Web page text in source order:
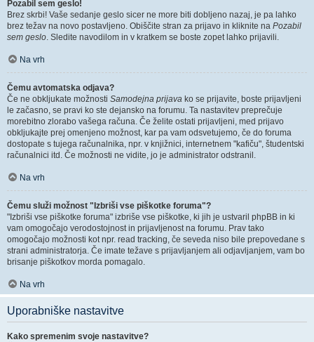
Pozabil sem geslo!
Brez skrbi! Vaše sedanje geslo sicer ne more biti dobljeno nazaj, je pa lahko
brez težav na novo postavljeno. Obiščite stran za prijavo in kliknite na Pozabil
sem geslo. Sledite navodilom in v kratkem se boste zopet lahko prijavili.
Na vrh
Čemu avtomatska odjava?
Če ne obkljukate možnosti Samodejna prijava ko se prijavite, boste prijavljeni
le začasno, se pravi ko ste dejansko na forumu. Ta nastavitev preprečuje
morebitno zlorabo vašega računa. Če želite ostati prijavljeni, med prijavo
obkljukajte prej omenjeno možnost, kar pa vam odsvetujemo, če do foruma
dostopate s tujega računalnika, npr. v knjižnici, internetnem "kafiču", študentski
računalnici itd. Če možnosti ne vidite, jo je administrator odstranil.
Na vrh
Čemu služi možnost "Izbriši vse piškotke foruma"?
"Izbriši vse piškotke foruma" izbriše vse piškotke, ki jih je ustvaril phpBB in ki
vam omogočajo verodostojnost in prijavljenost na forumu. Prav tako
omogočajo možnosti kot npr. read tracking, če seveda niso bile prepovedane s
strani administratorja. Če imate težave s prijavljanjem ali odjavljanjem, vam bo
brisanje piškotkov morda pomagalo.
Na vrh
Uporabniške nastavitve
Kako spremenim svoje nastavitve?